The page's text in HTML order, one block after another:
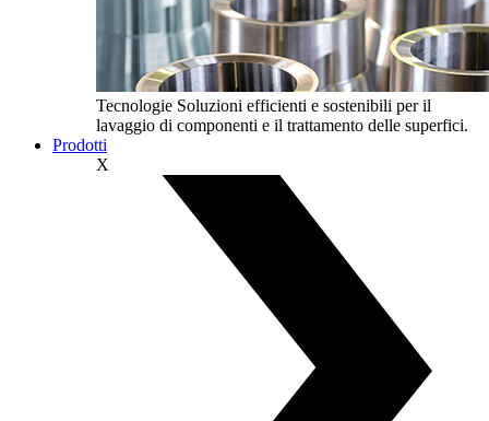
Tecnologie Soluzioni efficienti e sostenibili per il
lavaggio di componenti e il trattamento delle superfici.
Prodotti
X